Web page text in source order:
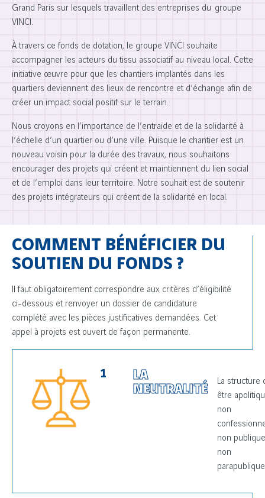
Grand Paris sur lesquels travaillent des entreprises du groupe
VINCI.
À travers ce fonds de dotation, le groupe VINCI souhaite
accompagner les acteurs du tissu associatif au niveau local. Cette
initiative œuvre pour que les chantiers implantés dans les
quartiers deviennent des lieux de rencontre et d’échange afin de
créer un impact social positif sur le terrain.
Nous croyons en l’importance de l’entraide et de la solidarité à
l’échelle d’un quartier ou d’une ville. Puisque le chantier est un
nouveau voisin pour la durée des travaux, nous souhaitons
encourager des projets qui créent et maintiennent du lien social
et de l’emploi dans leur territoire. Notre souhait est de soutenir
des projets intégrateurs qui créent de la solidarité en local.
COMMENT BÉNÉFICIER DU
SOUTIEN DU FONDS ?
Il faut obligatoirement correspondre aux critères d’éligibilité
ci-dessous et renvoyer un dossier de candidature
complété avec les pièces justificatives demandées. Cet
appel à projets est ouvert de façon permanente.
1
LA
NEUTRALITÉ
La structure
être
non
non
non